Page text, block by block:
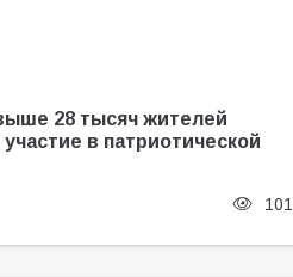
28 тысяч жителей
в патриотической
101